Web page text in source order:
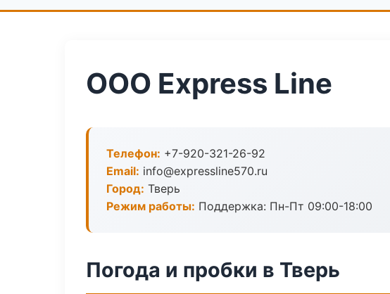
ООО Express Line
Телефон: +7-920-321-26-92
Email: info@expressline570.ru
Город: Тверь
Режим работы: Поддержка: Пн-Пт 09:00-18:00
Погода и пробки в Тверь